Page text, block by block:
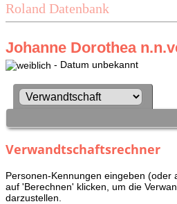
Roland Datenbank
Johanne Dorothea
- Datum unbekannt
Verwandtschaftsrechner
Personen-Kennungen eingeben (oder
auf 'Berechnen' klicken, um die
darzustellen.